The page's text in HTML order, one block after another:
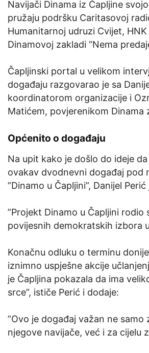
Navijači Dinama iz Čapljine
pružaju podršku Caritasovoj
Humanitarnoj udruzi Cvijet,
Dinamovoj zakladi “Nema
Čapljinski portal u velikom
događaju razgovarao je sa
koordinatorom organizacije i
Matićem, povjerenikom Dinama
Općenito o događaju
Na upit kako je došlo do ideje
ovakav dvodnevni događaj pod
”Dinamo u Čapljini”, Danijel
”Projekt Dinamo u Čapljini rodio
povijesnih demokratskih izbora
Konačnu odluku o terminu
iznimno uspješne akcije
je Čapljina pokazala da ima
srce”, ističe Perić i dodaje:
”Ovo je događaj važan ne samo
njegove navijače, već i za cijelu